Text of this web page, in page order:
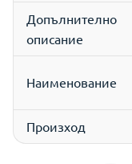
Допълнително
описание
Наименование
Произход